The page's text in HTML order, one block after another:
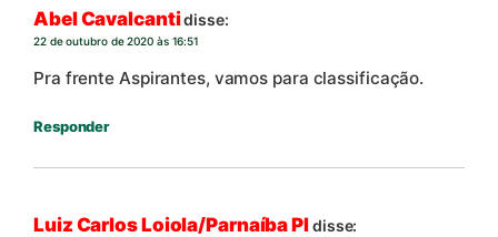
Abel Cavalcantidisse:
22 de outubro de 2020 às 16:51
Pra frente Aspirantes, vamos para classificação.
Responder
Luiz Carlos Loiola/Parnaíba PIdisse: